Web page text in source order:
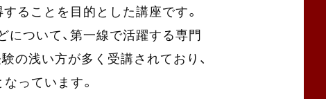
ることを目的とした講座です。
について、第一線で活躍する専門
の浅い方が多く受講されており、
っています。